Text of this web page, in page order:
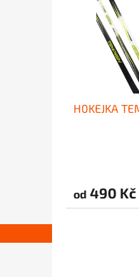
H0KEJKA
od 490 Kč